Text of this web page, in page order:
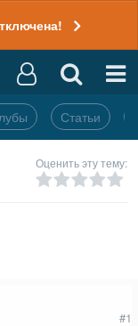
Статьи
Оценить эту тему:
#1